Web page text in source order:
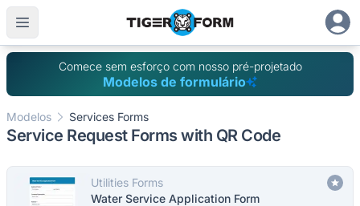
Comece sem esforço com nosso pré-projetado
Modelos de formulário
Modelos Services Forms
Service Request Forms with QR Code
Utilities Forms
Water Service Application Form